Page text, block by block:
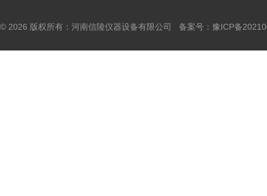
© 2026 版权所有：河南信陵仪器设备有限公司 备案号： 豫ICP备